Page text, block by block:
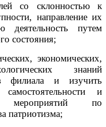
со склонностью к
направление их
деятельность путем
состояния;
экономических,
знаний
филиала и изучить
и
мероприятий по
патриотизма;